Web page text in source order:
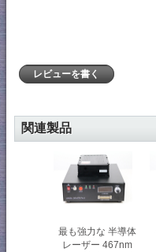
レビューを書く
関連製品
最も強力な 半導体
レーザー 467nm